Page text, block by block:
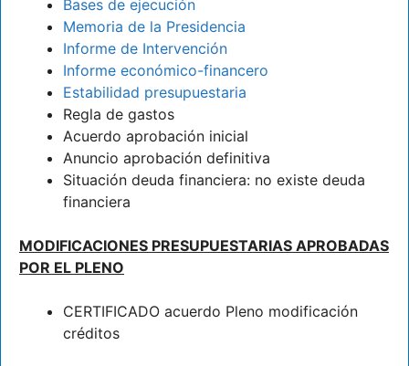
Bases de ejecución
Memoria de la Presidencia
Informe de Intervención
Informe económico-financero
Estabilidad presupuestaria
Regla de gastos
Acuerdo aprobación inicial
Anuncio aprobación definitiva
Situación deuda financiera: no existe deuda
financiera
MODIFICACIONES PRESUPUESTARIAS APROBADAS
POR EL PLENO
CERTIFICADO acuerdo Pleno modificación
créditos